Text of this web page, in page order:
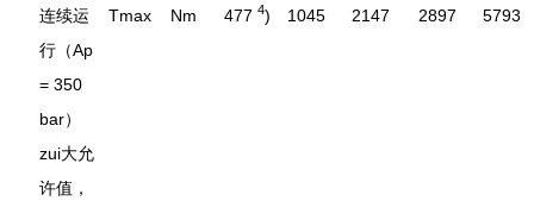
连续运
行（Ap
= 350
bar）
Tmax Nm 4774) 1045 2147 2897 5793
zui大允
许值，